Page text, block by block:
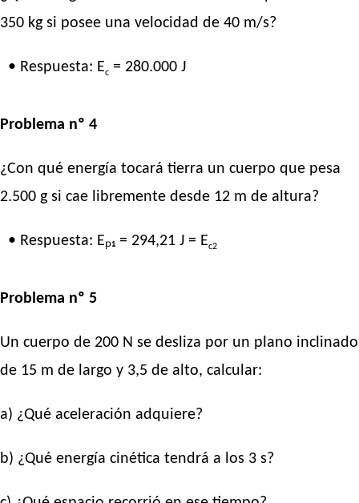
350 kg si posee una velocidad de 40 m/s?
• Respuesta: Ec = 280.000 J
Problema nº 4
¿Con qué energía tocará tierra un cuerpo que pesa
2.500 g si cae libremente desde 12 m de altura?
• Respuesta: Eₚ₁ = 294,21 J = Ec2
Problema nº 5
Un cuerpo de 200 N se desliza por un plano inclinado
de 15 m de largo y 3,5 de alto, calcular:
a) ¿Qué aceleración adquiere?
b) ¿Qué energía cinética tendrá a los 3 s?